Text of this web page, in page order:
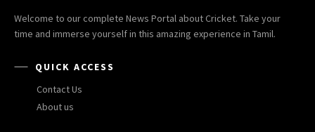
Welcome to our complete News Portal about Cricket. Take your
time and immerse yourself in this amazing experience in Tamil.
QUICK ACCESS
Contact Us
About us